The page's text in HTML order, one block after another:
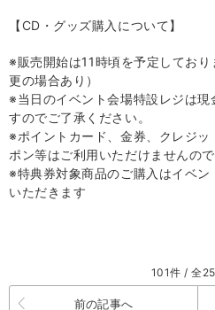
【 CD ・グッズ購入について】
※販売開始は11時頃を予定してお
更の場合あり）
※当日のイベント会場特設レジは現
すのでご了承ください。
※ポイントカード、金券、クレジ
ポン等はご利用いただけませんの
※特典券対象商品のご購入はイベ
いただきます
101件 / 全
前の記事へ